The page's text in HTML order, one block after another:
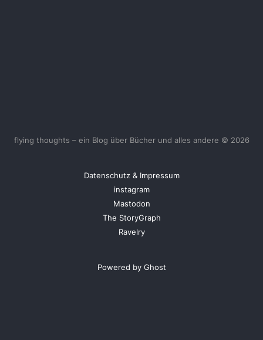
flying thoughts – ein Blog über Bücher und alles andere © 2026
Datenschutz & Impressum
instagram
Mastodon
The StoryGraph
Ravelry
Powered by Ghost